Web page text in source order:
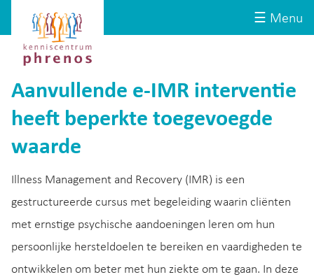
☰ Menu
Kenniscentrum
Phrenos
website
Aanvullende e-IMR interventie
heeft beperkte toegevoegde
waarde
Illness Management and Recovery (IMR) is een
gestructureerde cursus met begeleiding waarin cliënten
met ernstige psychische aandoeningen leren om hun
persoonlijke hersteldoelen te bereiken en vaardigheden te
ontwikkelen om beter met hun ziekte om te gaan. In deze